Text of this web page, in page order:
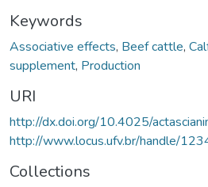
Keywords
Associative effects, Beef cattle,
supplement, Production
URI
http://dx.doi.org/10.4025/
http://www.locus.ufv.br/handle/
Collections